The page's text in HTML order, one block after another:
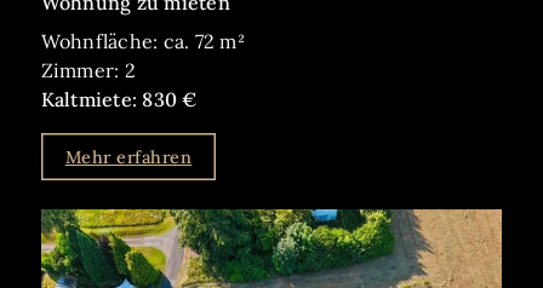
Wohnfläche: ca. 72 m²
Zimmer: 2
Kaltmiete: 830 €
Mehr erfahren